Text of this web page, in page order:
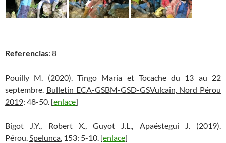
Referencias: 8
Pouilly M. (2020). Tingo Maria et Tocache du 13 au 22
septembre. Bulletin ECA-GSBM-GSD-GSVulcain, Nord Pérou
2019: 48-50. [enlace]
Bigot J.Y., Robert X., Guyot J.L., Apaéstegui J. (2019).
Pérou.Spelunca, 153: 5-10. [enlace]